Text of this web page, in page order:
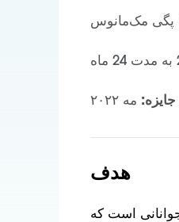
پگی مک‌مانوس
مه ۲۰۲۲
هدف
است که